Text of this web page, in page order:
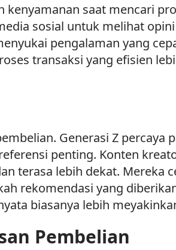
saat mencari
sosial untuk melihat
pengalaman yang
transaksi yang efisien
Generasi Z percaya
penting. Konten
terasa lebih dekat. Mereka
rekomendasi yang
biasanya lebih
Pembelian